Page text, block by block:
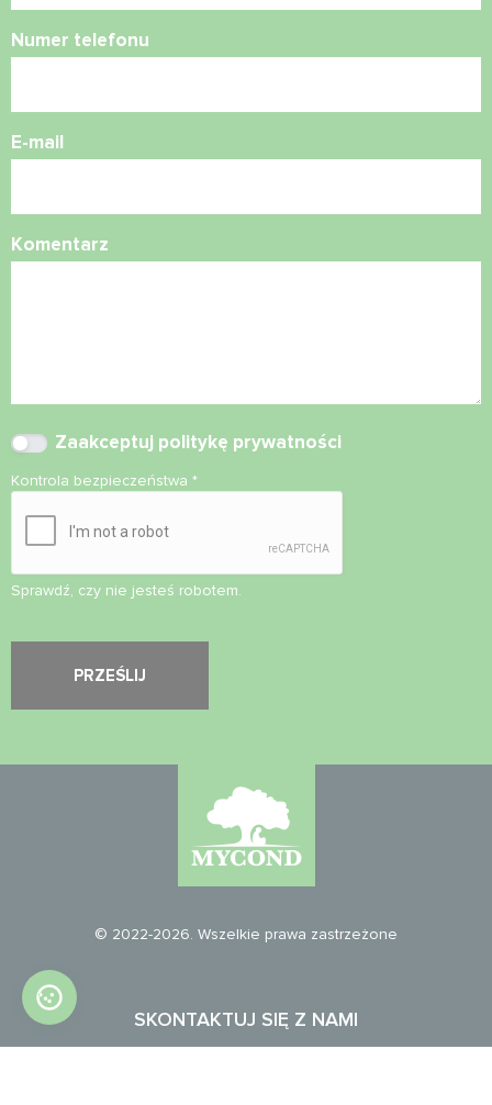
Numer telefonu
E-mail
Komentarz
Zaakceptuj politykę prywatności
Kontrola bezpieczeństwa *
Sprawdź, czy nie jesteś robotem.
© 2022-2026. Wszelkie prawa zastrzeżone
SKONTAKTUJ SIĘ Z NAMI